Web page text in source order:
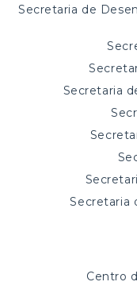
Secretaria de
Secretaria
Secretaria
Centro